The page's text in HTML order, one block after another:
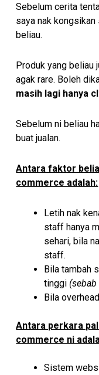
Sebelum cerita
saya nak
beliau.
Produk yang beliau j
agak rare. Boleh
masih lagi hanya
Sebelum ni beliau
buat jualan.
Antara faktor
commerce adalah:
Letih nak
staff hanya
sehari, bila
staff.
Bila tambah
tinggi
Bila
Antara perkara
commerce ni
Sistem